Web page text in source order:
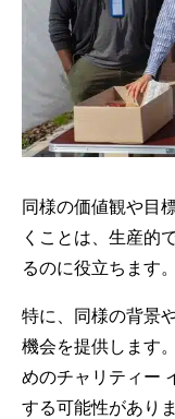
同様の価値観や目
くことは、生産的
るのに役立ちます。
特に、同様の背景
機会を提供します
めのチャリティー
する可能性があり